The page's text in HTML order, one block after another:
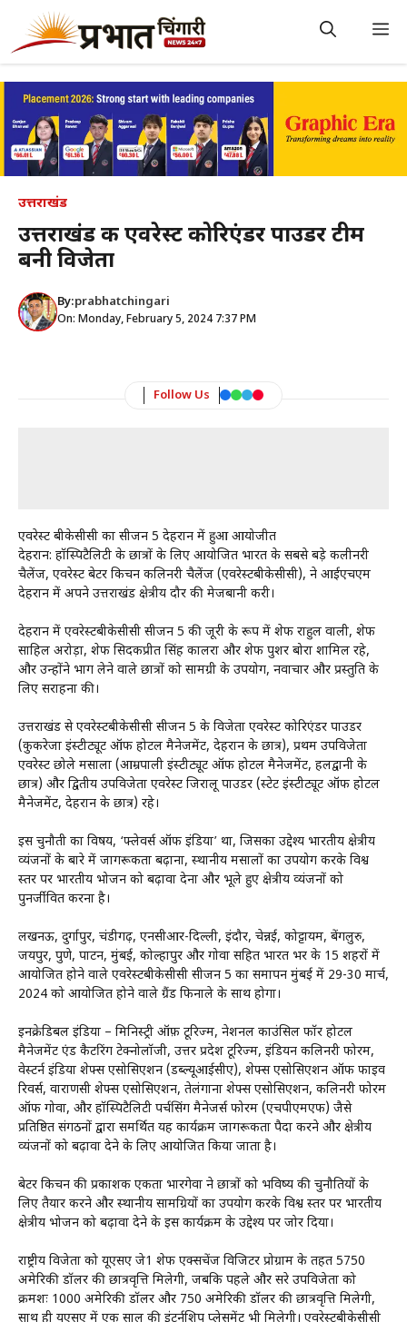
content
उत्तराखंड
उत्तराखंड की एवरेस्ट कोरिएंडर पाउडर टीम
बनी विजेता
By:prabhatchingari
On: Monday, February 5, 2024 7:37 PM
Follow Us
एवरेस्ट बीकेसीसी का सीजन 5 देहरादून में हुआ आयोजीत
देहरादून: हॉस्पिटैलिटी के छात्रों के लिए आयोजित भारत के सबसे बड़े कलीनरी
चैलेंज, एवरेस्ट बेटर किचन कलिनरी चैलेंज (एवरेस्टबीकेसीसी), ने आईएचएम
देहरादून में अपने उत्तराखंड क्षेत्रीय दौर की मेजबानी करी।
देहरादून में एवरेस्टबीकेसीसी सीजन 5 की जूरी के रूप में शेफ राहुल वाली, शेफ
साहिल अरोड़ा, शेफ सिदकप्रीत सिंह कालरा और शेफ पुशर बोरा शामिल रहे,
और उन्होंने भाग लेने वाले छात्रों को सामग्री के उपयोग, नवाचार और प्रस्तुति के
लिए सराहना की।
उत्तराखंड से एवरेस्टबीकेसीसी सीजन 5 के विजेता एवरेस्ट कोरिएंडर पाउडर
(कुकरेजा इंस्टीट्यूट ऑफ होटल मैनेजमेंट, देहरादून के छात्र), प्रथम उपविजेता
एवरेस्ट छोले मसाला (आम्रपाली इंस्टीट्यूट ऑफ होटल मैनेजमेंट, हलद्वानी के
छात्र) और द्वितीय उपविजेता एवरेस्ट जिरालू पाउडर (स्टेट इंस्टीट्यूट ऑफ होटल
मैनेजमेंट, देहरादून के छात्र) रहे।
इस चुनौती का विषय, ‘फ्लेवर्स ऑफ इंडिया’ था, जिसका उद्देश्य भारतीय क्षेत्रीय
व्यंजनों के बारे में जागरूकता बढ़ाना, स्थानीय मसालों का उपयोग करके विश्व
स्तर पर भारतीय भोजन को बढ़ावा देना और भूले हुए क्षेत्रीय व्यंजनों को
पुनर्जीवित करना है।
लखनऊ, दुर्गापुर, चंडीगढ़, एनसीआर-दिल्ली, इंदौर, चेन्नई, कोट्टायम, बेंगलुरु,
जयपुर, पुणे, पाटन, मुंबई, कोल्हापुर और गोवा सहित भारत भर के 15 शहरों में
आयोजित होने वाले एवरेस्टबीकेसीसी सीजन 5 का समापन मुंबई में 29-30 मार्च,
2024 को आयोजित होने वाले ग्रैंड फिनाले के साथ होगा।
इनक्रेडिबल इंडिया – मिनिस्ट्री ऑफ़ टूरिज्म, नेशनल काउंसिल फॉर होटल
मैनेजमेंट एंड कैटरिंग टेक्नोलॉजी, उत्तर प्रदेश टूरिज्म, इंडियन कलिनरी फोरम,
वेस्टर्न इंडिया शेफ्स एसोसिएशन (डब्ल्यूआईसीए), शेफ्स एसोसिएशन ऑफ फाइव
रिवर्स, वाराणसी शेफ्स एसोसिएशन, तेलंगाना शेफ्स एसोसिएशन, कलिनरी फोरम
ऑफ गोवा, और हॉस्पिटैलिटी पर्चसिंग मैनेजर्स फोरम (एचपीएमएफ) जैसे
प्रतिष्ठित संगठनों द्वारा समर्थित यह कार्यक्रम जागरूकता पैदा करने और क्षेत्रीय
व्यंजनों को बढ़ावा देने के लिए आयोजित किया जाता है।
बेटर किचन की प्रकाशक एकता भारगेवा ने छात्रों को भविष्य की चुनौतियों के
लिए तैयार करने और स्थानीय सामग्रियों का उपयोग करके विश्व स्तर पर भारतीय
क्षेत्रीय भोजन को बढ़ावा देने के इस कार्यक्रम के उद्देश्य पर जोर दिया।
राष्ट्रीय विजेता को यूएसए जे1 शेफ एक्सचेंज विजिटर प्रोग्राम के तहत 5750
अमेरिकी डॉलर की छात्रवृत्ति मिलेगी, जबकि पहले और दूसरे उपविजेता को
क्रमशः 1000 अमेरिकी डॉलर और 750 अमेरिकी डॉलर की छात्रवृत्ति मिलेगी,
साथ ही यूएसए में एक साल की इंटर्नशिप प्लेसमेंट भी मिलेगी। एवरेस्टबीकेसीसी